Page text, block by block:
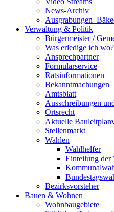
News-Archiv
Verwaltung & Politik
Bürgermeister /
Was erledige ich wo?
Ansprechpartner
Formularservice
Ratsinformationen
Bekanntmachungen
Amtsblatt
Ausschreibungen
Ortsrecht
Aktuelle
Stellenmarkt
Wahlen
Wahlhelfer
Einteilung der
Bezirksvorsteher
Bauen & Wohnen
Wohnbaugebiete